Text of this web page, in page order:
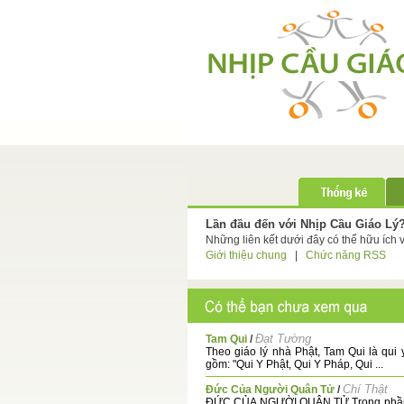
Lần đầu đến với Nhịp Cầu Giáo
Những liên kết dưới đây có thể hữu ích
Giới thiệu chung
Chức năng RSS
Tam Qui /Đạt Tường
Theo giáo lý nhà Phật, Tam Qui là qui
gồm: "Qui Y Phật, Qui Y Pháp, Qui ...
Đức Của Người Quân Tử /Chí Thật